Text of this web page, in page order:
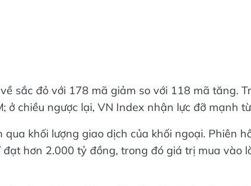
sắc đỏ với 178 mã giảm so với 118 mã tăng.
ở chiều ngược lại, VN Index nhận lực đỡ mạnh
qua khối lượng giao dịch của khối ngoại. Phiên
hơn 2.000 tỷ đồng, trong đó giá trị mua vào